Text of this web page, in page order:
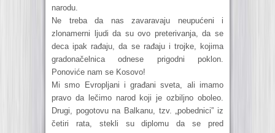
narodu.
Ne treba da nas zavaravaju neupućeni i
zlonamerni ljudi da su ovo preterivanja, da se
deca ipak rađaju, da se rađaju i trojke, kojima
gradonačelnica odnese prigodni poklon.
Ponoviće nam se Kosovo!
Mi smo Evropljani i građani sveta, ali imamo
pravo da lečimo narod koji je ozbiljno oboleo.
Drugi, pogotovu na Balkanu, tzv. „pobednici” iz
četiri rata, stekli su diplomu da se pred